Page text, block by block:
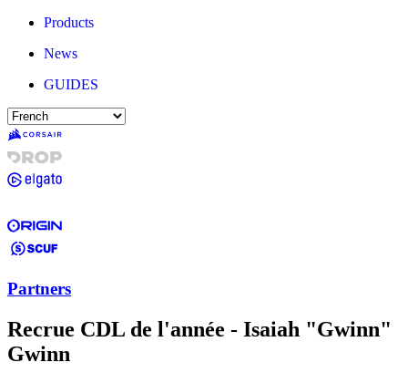
Products
News
GUIDES
Partners
Recrue CDL de l'année - Isaiah "Gwinn"
Gwinn